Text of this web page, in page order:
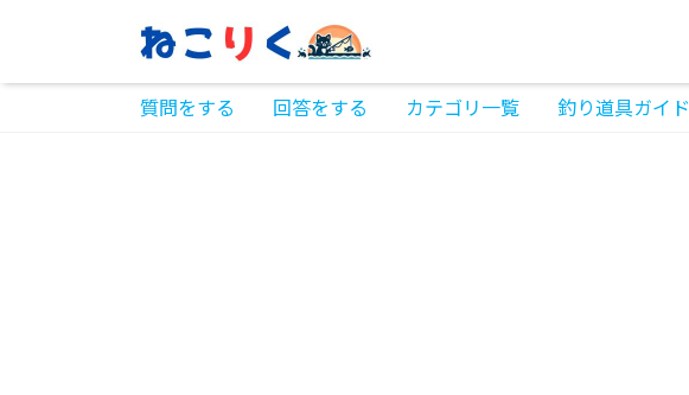
質問をする 回答をする カテゴリ一覧 釣り道具ガイド